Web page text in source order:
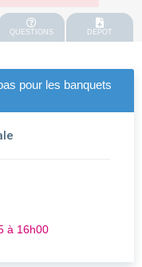
QUESTIONS DEPOT
pour les banquets
à 16h00